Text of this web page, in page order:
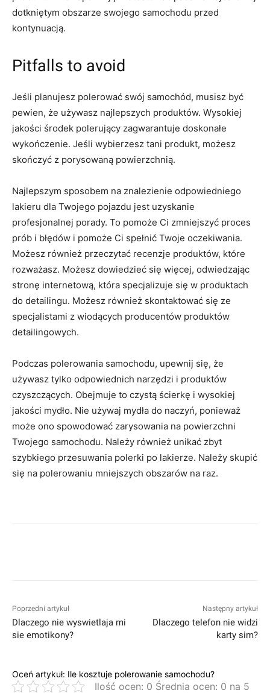
dotkniętym obszarze swojego samochodu przed
kontynuacją.
Pitfalls to avoid
Jeśli planujesz polerować swój samochód, musisz być
pewien, że używasz najlepszych produktów. Wysokiej
jakości środek polerujący zagwarantuje doskonałe
wykończenie. Jeśli wybierzesz tani produkt, możesz
skończyć z porysowaną powierzchnią.
Najlepszym sposobem na znalezienie odpowiedniego
lakieru dla Twojego pojazdu jest uzyskanie
profesjonalnej porady. To pomoże Ci zmniejszyć proces
prób i błędów i pomoże Ci spełnić Twoje oczekiwania.
Możesz również przeczytać recenzje produktów, które
rozważasz. Możesz dowiedzieć się więcej, odwiedzając
stronę internetową, która specjalizuje się w produktach
do detailingu. Możesz również skontaktować się ze
specjalistami z wiodących producentów produktów
detailingowych.
Podczas polerowania samochodu, upewnij się, że
używasz tylko odpowiednich narzędzi i produktów
czyszczących. Obejmuje to czystą ścierkę i wysokiej
jakości mydło. Nie używaj mydła do naczyń, ponieważ
może ono spowodować zarysowania na powierzchni
Twojego samochodu. Należy również unikać zbyt
szybkiego przesuwania polerki po lakierze. Należy skupić
się na polerowaniu mniejszych obszarów na raz.
Poprzedni artykuł
Dlaczego nie wyswietlaja mi
sie emotikony?
Następny artykuł
Dlaczego telefon nie widzi
karty sim?
Oceń artykuł: Ile kosztuje polerowanie samochodu?
Ilość ocen: 0 Średnia ocen: 0 na 5